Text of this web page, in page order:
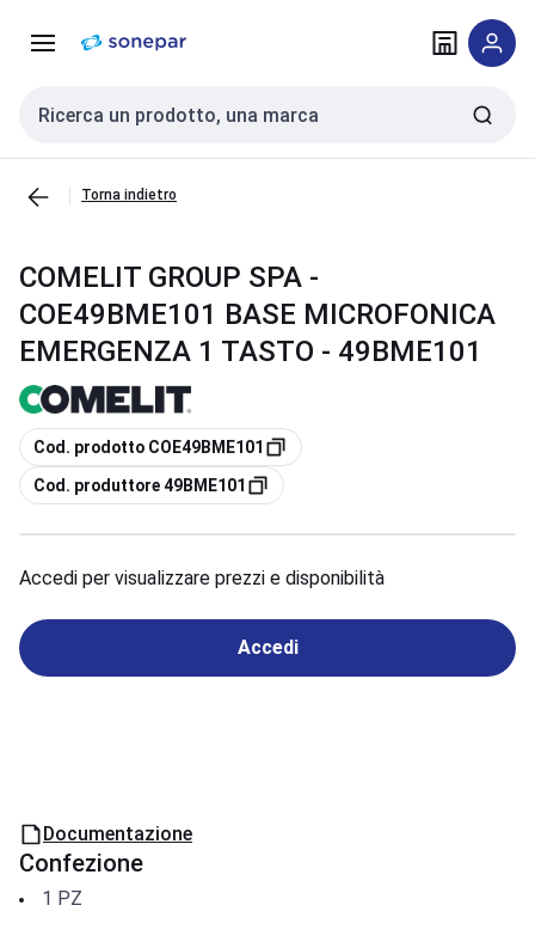
navigazione alla
Cerca input
Torna indietro
COMELIT GROUP SPA -
COE49BME101 BASE MICROFONICA
EMERGENZA 1 TASTO - 49BME101
copia
Cod. prodotto COE49BME101
copia
Cod. produttore 49BME101
Accedi per visualizzare prezzi e disponibilità
Accedi
Documentazione
Confezione
1 PZ